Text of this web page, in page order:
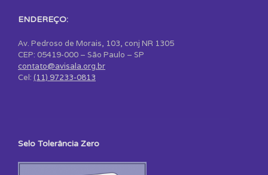
ENDEREÇO:
Av. Pedroso de Morais, 103, conj NR 1305
CEP: 05419-000 – São Paulo – SP
contato@avisala.org.br
Cel: (11) 97233-0813
Selo Tolerância Zero